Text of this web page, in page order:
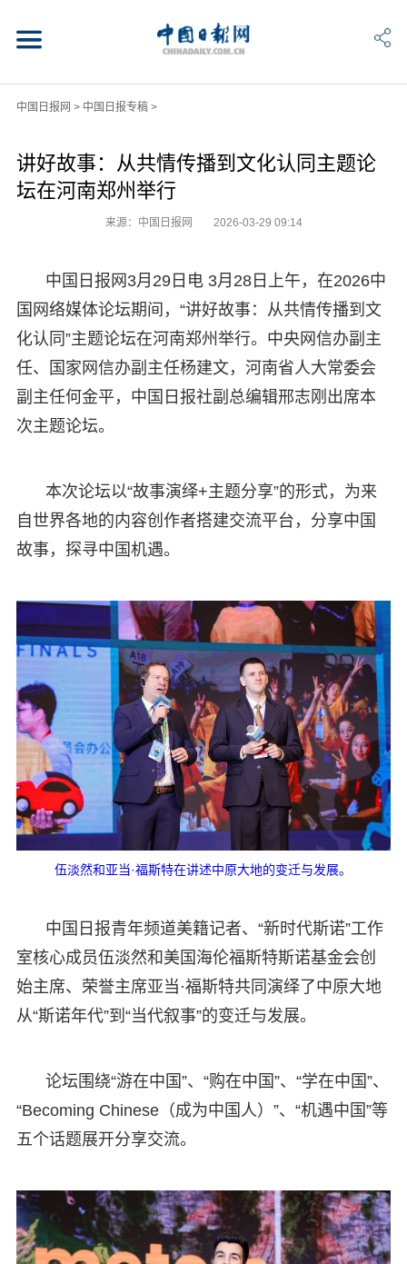
中国日报网 > 中国日报专稿>
讲好故事：从共情传播到文化认同主题论
坛在河南郑州举行
来源：中国日报网 2026-03-29 09:14
中国日报网3月29日电 3月28日上午，在2026中
国网络媒体论坛期间，“讲好故事：从共情传播到文
化认同”主题论坛在河南郑州举行。中央网信办副主
任、国家网信办副主任杨建文，河南省人大常委会
副主任何金平，中国日报社副总编辑邢志刚出席本
次主题论坛。
本次论坛以“故事演绎+主题分享”的形式，为来
自世界各地的内容创作者搭建交流平台，分享中国
故事，探寻中国机遇。
伍淡然和亚当·福斯特在讲述中原大地的变迁与发展。
中国日报青年频道美籍记者、“新时代斯诺”工作
室核心成员伍淡然和美国海伦福斯特斯诺基金会创
始主席、荣誉主席亚当·福斯特共同演绎了中原大地
从“斯诺年代”到“当代叙事”的变迁与发展。
论坛围绕“游在中国”、“购在中国”、“学在中国”、
“Becoming Chinese（成为中国人）”、“机遇中国”等
五个话题展开分享交流。